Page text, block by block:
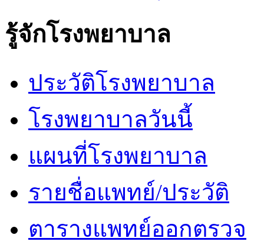
รู้จักโรงพยาบาล
ประวัติโรงพยาบาล
โรงพยาบาลวันนี้
แผนที่โรงพยาบาล
รายชื่อแพทย์/ประวัติ
ตารางแพทย์ออกตรวจ